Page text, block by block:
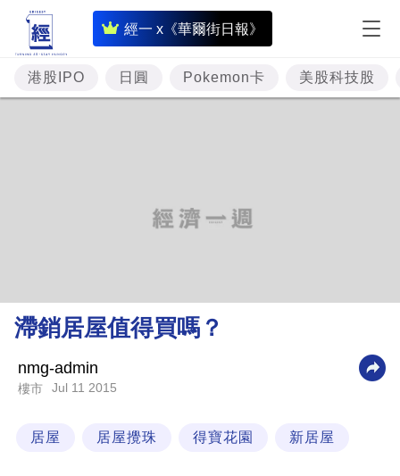
經一 x《華爾街日報》
即
時
財
經
理
財
業
技
港股IPO 日圓 Pokemon卡 美股科技股
滯銷居屋值得買嗎？
nmg-admin
樓市 Jul 11 2015
居屋 居屋攪珠 得寶花園 新居屋